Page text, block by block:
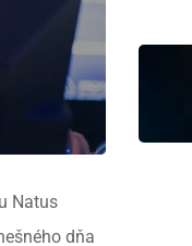
Natus
dňa